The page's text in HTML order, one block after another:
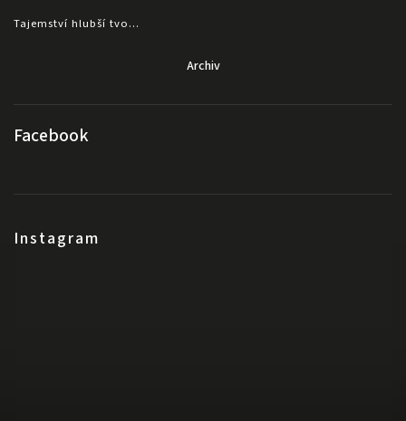
Tajemství hlubší tvo...
Archiv
Facebook
Instagram